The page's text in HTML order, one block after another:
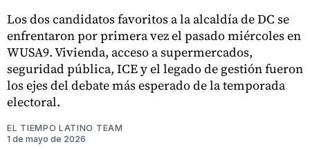
Los dos candidatos favoritos a la alcaldía de DC se
enfrentaron por primera vez el pasado miércoles en
WUSA9. Vivienda, acceso a supermercados,
seguridad pública, ICE y el legado de gestión fueron
los ejes del debate más esperado de la temporada
electoral.
EL TIEMPO LATINO TEAM
1 de mayo de 2026